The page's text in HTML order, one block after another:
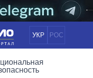
УКР РОС